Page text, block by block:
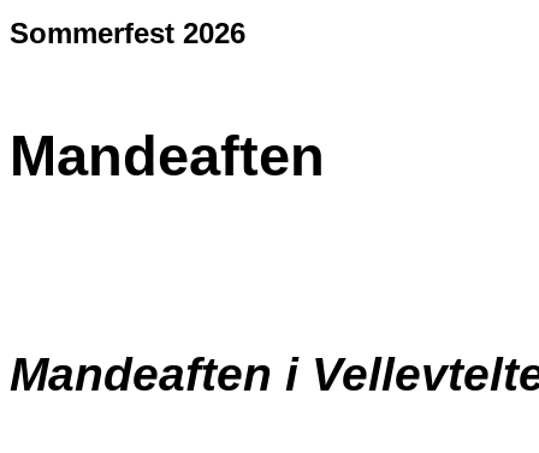
Sommerfest 2026
Mandeaften
Mandeaften i